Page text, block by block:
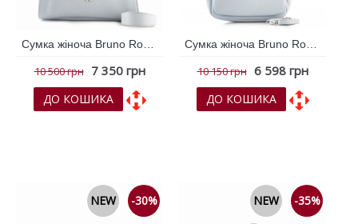
10 500 грн 7 350 грн
ДО КОШИКА
10 150 грн 6 598 грн
ДО КОШИКА
-30%
NEW -35%
NEW